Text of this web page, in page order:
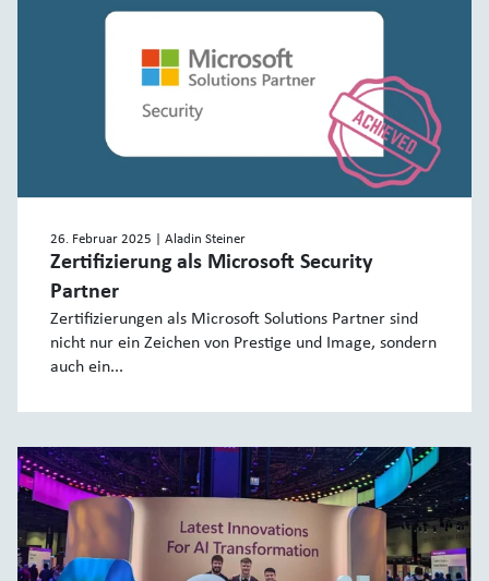
26. Februar 2025 | Aladin Steiner
Zertifizierung als Microsoft Security
Partner
Zertifizierungen als Microsoft Solutions Partner sind
nicht nur ein Zeichen von Prestige und Image, sondern
auch ein...